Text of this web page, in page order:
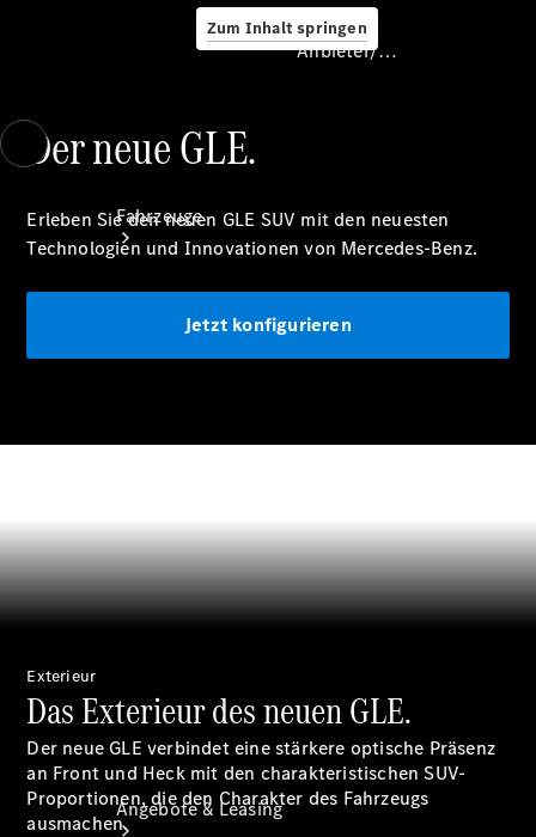
Zum Inhalt springen
Fahrzeuge
Verfügbare
Occasionsfahrzeuge
Angebote & Leasing
Anbieter/Datenschutz
Der neue GLE.
Erleben Sie den neuen GLE SUV mit den neuesten
Technologien und Innovationen von Mercedes-Benz.
Jetzt konfigurieren
Exterieur
Das Exterieur des neuen GLE.
Der neue GLE verbindet eine stärkere optische Präsenz
an Front und Heck mit den charakteristischen SUV-
Proportionen, die den Charakter des Fahrzeugs
ausmachen.